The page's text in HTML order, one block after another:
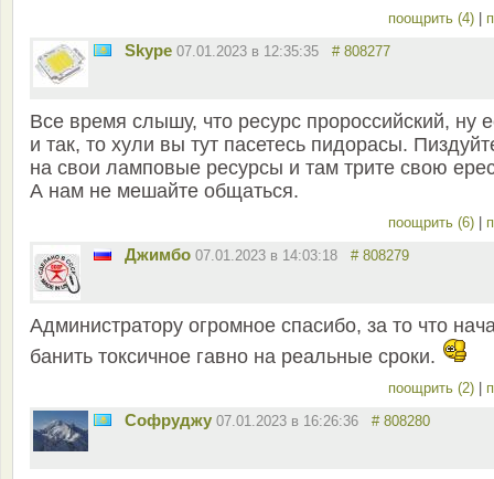
поощрить (4)
Skype 07.01.2023 в 12:35:35 # 808277
Все время слышу, что ресурс пророссийский, ну
и так, то хули вы тут пасетесь пидорасы.
на свои ламповые ресурсы и там трите свою
А нам не мешайте общаться.
поощрить (6)
Джимбо 07.01.2023 в 14:03:18 # 808279
Администратору огромное спасибо, за то что
банить токсичное гавно на реальные сроки.
поощрить (2)
Софруджу 07.01.2023 в 16:26:36 # 808280